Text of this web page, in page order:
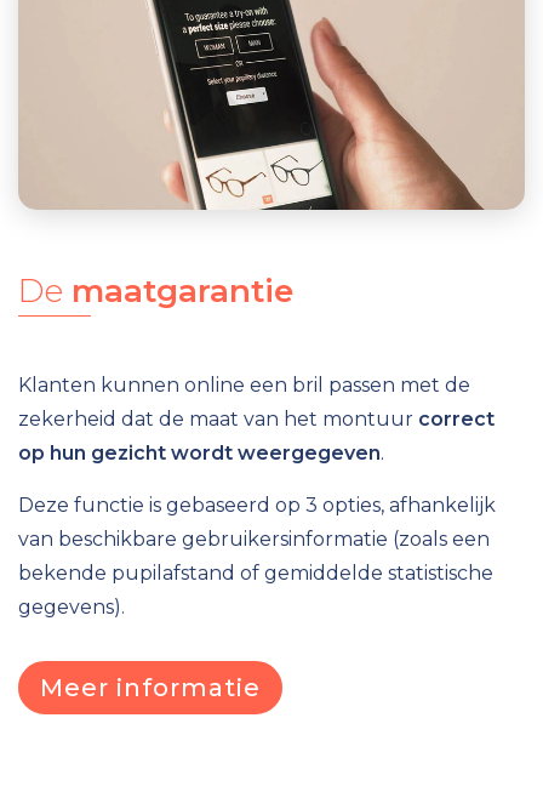
De maatgarantie
Klanten kunnen online een bril passen met de
zekerheid dat de maat van het montuur correct
op hun gezicht wordt weergegeven.
Deze functie is gebaseerd op 3 opties, afhankelijk
van beschikbare gebruikersinformatie (zoals een
bekende pupilafstand of gemiddelde statistische
gegevens).
Meer informatie